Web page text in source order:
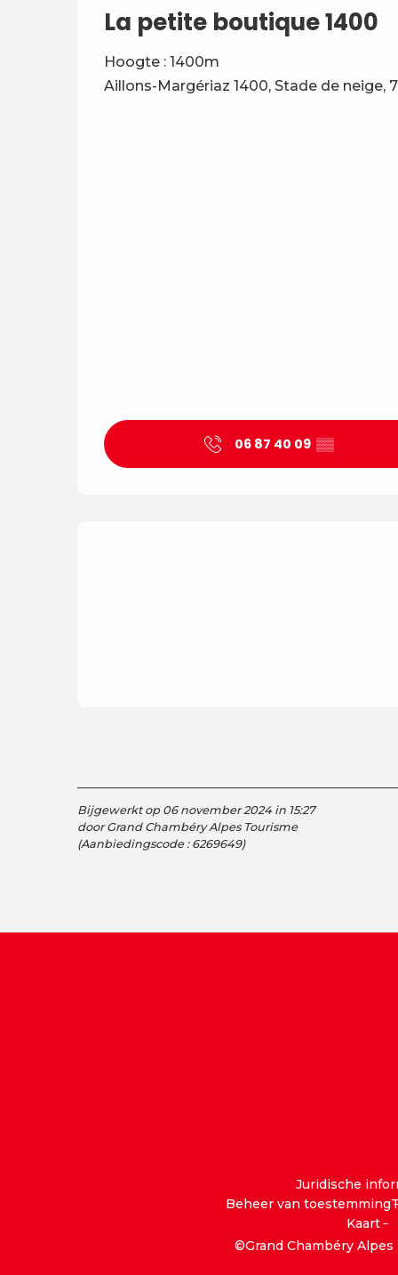
La petite boutique 1400
Hoogte : 1400m
Aillons-Margériaz 1400, Stade de neige,
06 87 40 09 ▒▒
Bijgewerkt op 06 november 2024 in 15:27
door Grand Chambéry Alpes Tourisme
(Aanbiedingscode : 6269649)
Juridische
Beheer van toestemming
Kaart
©Grand Chambéry Alpes